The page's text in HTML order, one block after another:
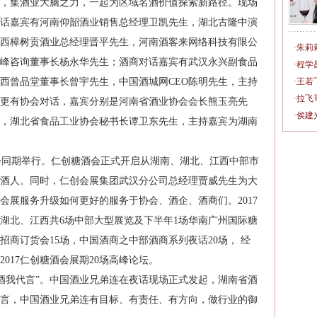
酒业大脑之力，一起为区域名酒价值探索新路径。现场
嘉宾有河南仰韶酒业销售总经理卫凯先生，湖北古隆中演
樟树贡酒业总经理晋平先生，河南酒客来网络科技有限公
咨询董事长杨永华先生；酒商对话嘉宾有武汉永兴副食品
曾品堂董事长曾宇先生，中国酒城网CEO陈明先生，主持
有协会对话，嘉宾分别是河南省酒业协会会长熊玉亮先
湖北省食品工业协会秘书长谭卫东先生，主持嘉宾为湖南
期举行。仁创糖酒会正式开启从湖南、湖北、江西中部市
人。同时，仁创会展集团武汉分公司总经理贾威先生为大
展服务升级如何更好的服务于协会、酒企、酒商们。2017
北、江西共6场中部大型展览及下半年1场华南广州国际糖
商订货会15场，中国酒商之中部酒商系列夜话20场， 经
仁创糖酒会展期20场高峰论坛。
代言”。中国酒业兄弟连在夜话现场正式发起，湖南省酒
，中国酒业兄弟连有目标、有责任、有方向，做行业的御
·朱莉
·程学
·王若
·拉飞
·侯建